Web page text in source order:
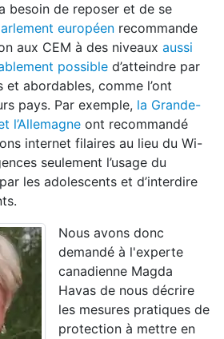
besoin de reposer et de se
européen recommande
aux CEM à des niveaux aussi
possible d’atteindre par
et abordables, comme l’ont
pays. Par exemple, la Grande-
l’Allemagne ont recommandé
internet filaires au lieu du Wi-
seulement l’usage du
les adolescents et d’interdire
Nous avons donc
demandé à l'experte
canadienne Magda
Havas de nous décrire
les mesures pratiques de
protection à mettre en